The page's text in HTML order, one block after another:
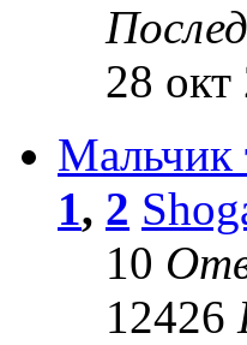
28
Мальчик
1, 2
10
12426